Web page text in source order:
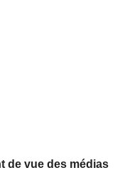
de vue des médias